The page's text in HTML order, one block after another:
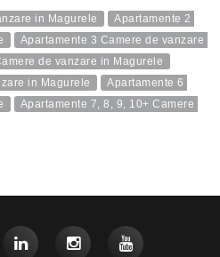
in Magurele
Apartamente 2
Apartamente 3 Camere de vanzare
de vanzare in Magurele
in Magurele
Apartamente 6
Apartamente 7, 8, 9, 10+ Camere